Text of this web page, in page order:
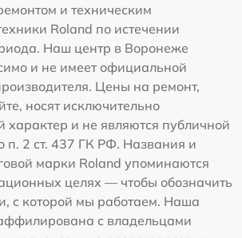
и техническим
Roland по истечении
Наш центр в Воронеже
и не имеет официальной
Цены на ремонт,
носят исключительно
характер и не являются публичной
п. 2 ст. 437 ГК РФ. Названия и
марки Roland упоминаются
целях — чтобы обозначить
с которой мы работаем. Наша
с владельцами